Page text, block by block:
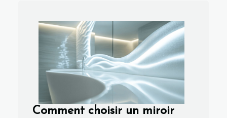
Comment choisir un miroir